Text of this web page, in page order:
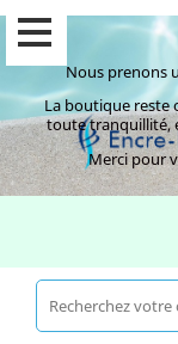
Nous prenons
La boutique reste
toute tranquillité,
Merci pour